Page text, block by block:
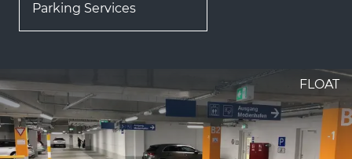
Parking Services
FLOAT